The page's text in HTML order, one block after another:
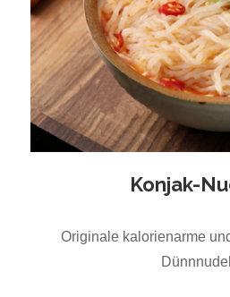
Konjak-
Originale kalorienarme